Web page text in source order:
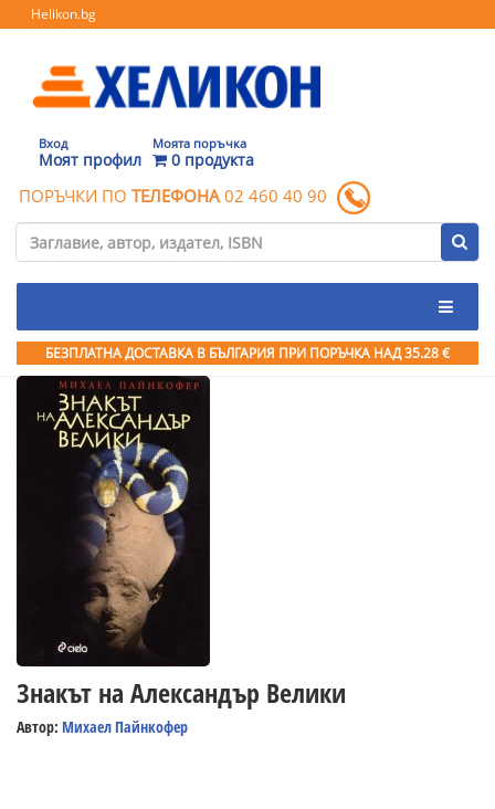
Helikon.bg
Вход
Моят профил
Моята поръчка
0 продукта
ПОРЪЧКИ ПО ТЕЛЕФОНА 02 460 40 90
БЕЗПЛАТНА ДОСТАВКА В БЪЛГАРИЯ ПРИ ПОРЪЧКА НАД 35.28 €
Знакът на Александър Велики
Автор: Михаел Пайнкофер